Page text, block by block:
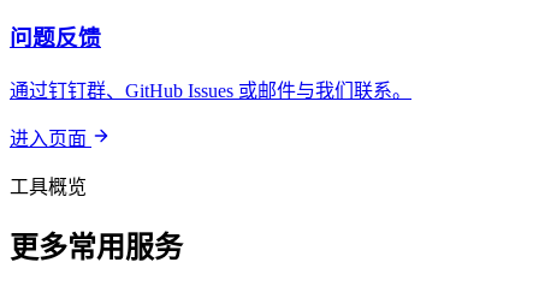
问题反馈
通过钉钉群、GitHub Issues 或邮件与我们联系。
进入页面
工具概览
更多常用服务